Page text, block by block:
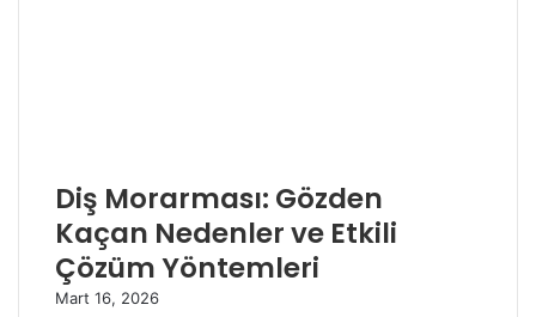
Diş Morarması: Gözden
Kaçan Nedenler ve Etkili
Çözüm Yöntemleri
Mart 16, 2026